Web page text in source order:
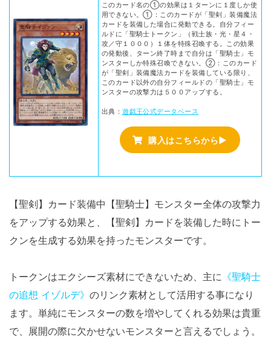
このカード名の①の効果は１ターンに１度しか使
用できない。①：このカードが「聖剣」装備魔法
カードを装備した場合に発動できる。自分フィー
ルドに「聖騎士トークン」（戦士族・光・星４・
攻／守１０００）１体を特殊召喚する。この効果
の発動後、ターン終了時まで自分は「聖騎士」モ
ンスターしか特殊召喚できない。②：このカード
が「聖剣」装備魔法カードを装備している限り、
このカード以外の自分フィールドの「聖騎士」モ
ンスターの攻撃力は５００アップする。
出典：遊戯王公式データベース
購入はこちらから▶
【聖剣】カード装備中【聖騎士】モンスター全体の攻撃力
をアップする効果と、【聖剣】カードを装備した時にトー
クンを生成する効果を持ったモンスターです。
トークンはエクシーズ素材にできないため、主に 《聖騎士
の追想 イゾルデ》 のリンク素材として活用する事になり
ます。単純にモンスターの数を増やしてくれる効果は貴重
で、展開の際に欠かせないモンスターと言えるでしょう。